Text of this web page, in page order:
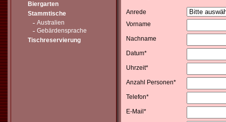
Biergarten
Stammtische
Australien
Gebärdensprache
Tischreservierung
Anrede
Vorname
Nachname
Datum*
Uhrzeit*
Anzahl Personen*
Telefon*
E-Mail*